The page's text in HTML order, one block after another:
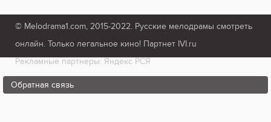
© Melodrama1.com, 2015-2022. Русские мелодрамы смотреть
онлайн. Только легальное кино! Партнет IVI.ru
Рекламные партнеры: Яндекс РСЯ
Обратная связь